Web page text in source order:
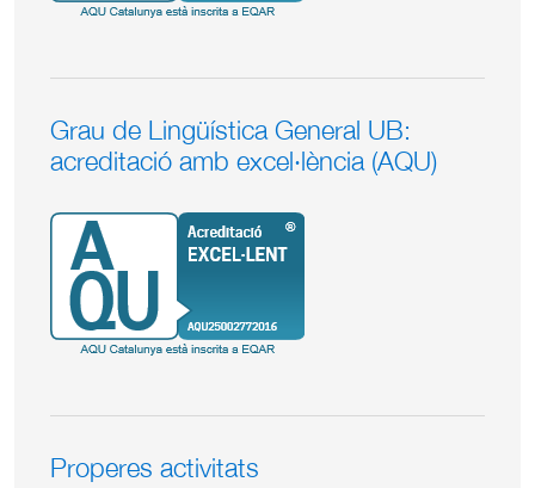
Grau de Lingüística General UB:
acreditació amb excel·lència (AQU)
Properes activitats